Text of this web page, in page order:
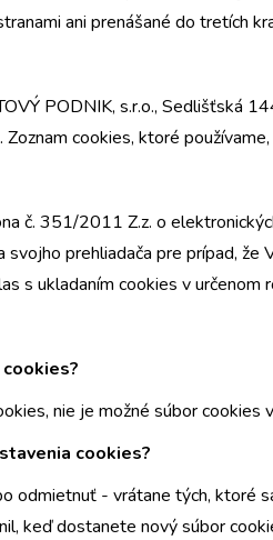
ani prenášané do tretích
PODNIK, s.r.o., Sedlišťská
Zoznam cookies, ktoré
č. 351/2011 Z.z. o
svojho prehliadača pre prípad,
s ukladaním cookies v určenom
nie je možné súbor cookies
cookies?
odmietnuť - vrátane tých, ktoré
keď dostanete nový súbor